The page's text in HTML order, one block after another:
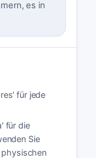
es in
für jede
für die
Sie
physischen